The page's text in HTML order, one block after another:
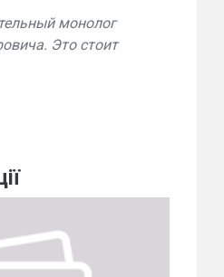
монолог
Это стоит